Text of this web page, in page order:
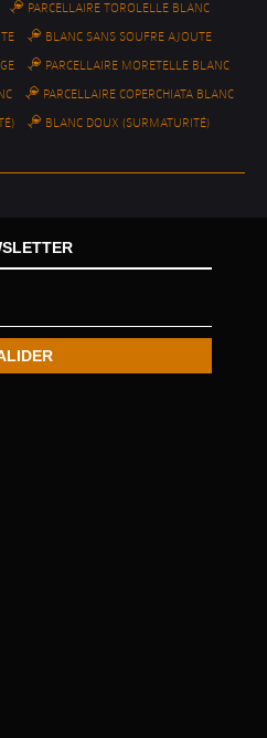
PARCELLAIRE TOROLELLE BLANC
BLANC SANS SOUFRE AJOUTE
PARCELLAIRE MORETELLE BLANC
PARCELLAIRE COPERCHIATA BLANC
BLANC DOUX (SURMATURITÉ)